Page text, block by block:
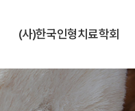
(사)한국인형치료학회